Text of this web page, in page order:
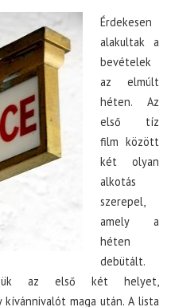
Érdekesen
alakultak a
bevételek
az elmúlt
héten. Az
első tíz
film között
két olyan
alkotás
szerepel,
amely a
héten
debütált.
az első két helyet,
maga után. A lista